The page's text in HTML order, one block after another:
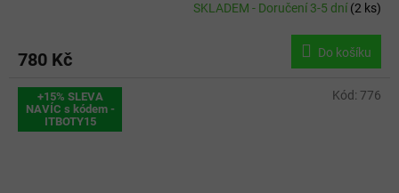
SKLADEM - Doručení 3-5 dní(2 ks)
780 Kč Do košíku
+15% SLEVA
NAVÍC s kódem -
ITBOTY15
Kód: 776